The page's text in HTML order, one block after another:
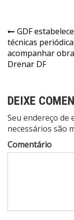
Navegação
de
Post
GDF
técnicas
acompanhar
Drenar DF
DEIXE
Seu endereço de
necessários são
Comentário